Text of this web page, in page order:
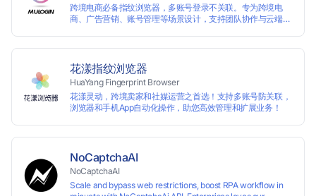
跨境电商必备指纹浏览器，多账号登录不关联。专为跨境电
商、广告营销、账号管理等场景设计，支持团队协作与云端管
花漾指纹浏览器
HuaYang Fingerprint Browser
花漾灵动，跨境卖家和社媒运营之首选！支持多账号防关联，
浏览器和手机App自动化操作，助您高效管理和扩展业务！
NoCaptchaAI
NoCaptchaAI
Scale and bypass web restrictions, boost RPA workflow in